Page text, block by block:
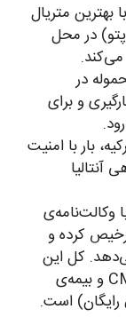
بهترین متریال
در محل
در
و برای
بار با امنیت
وکالت‌نامه‌ی
کرده و
کل این
مسیر تحت پوشش بیمه‌نامه‌ی CMR و بیمه‌ی